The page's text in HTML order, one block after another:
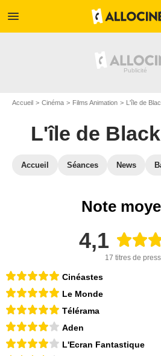
menu
Accueil Cinéma Films Animation L'île de
L'île de
Accueil Séances News
Note
4,1
17 titres de
Cinéastes
Le Monde
Télérama
Aden
L'Ecran Fantastique